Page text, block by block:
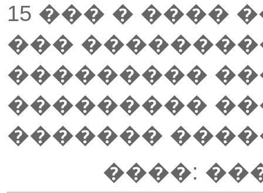
15 ��� � ����
���
���������
���������
�������
����: